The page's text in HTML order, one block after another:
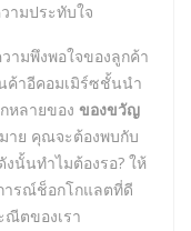
ามประทับใจ
ามพึงพอใจของลูกค้า
ค้าอีคอมเมิร์ซชั้นนำ
หลายของ ของขวัญ
าย คุณจะต้องพบกับ
นั้นทำไมต้องรอ? ให้
ารณ์ช็อกโกแลตที่ดี
ณีตของเรา